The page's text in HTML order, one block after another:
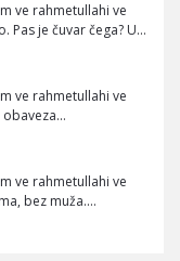
ve rahmetullahi ve
Pas je čuvar čega? U…
ve rahmetullahi ve
obaveza…
ve rahmetullahi ve
bez muža.…